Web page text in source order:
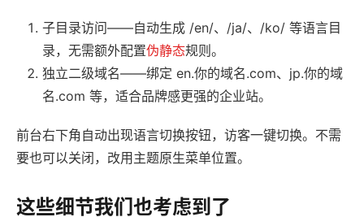
子目录访问——自动生成 /en/、/ja/、/ko/ 等语言目
录，无需额外配置伪静态规则。
独立二级域名——绑定 en.你的域名.com、jp.你的域
名.com 等，适合品牌感更强的企业站。
前台右下角自动出现语言切换按钮，访客一键切换。不需
要也可以关闭，改用主题原生菜单位置。
这些细节我们也考虑到了